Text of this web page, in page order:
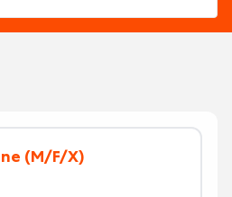
(M/F/X)